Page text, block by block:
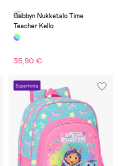
(0)
Gabbyn Nukketalo Time
Teacher Kello
35,90 €
Superhinta